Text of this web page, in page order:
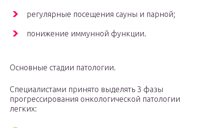
регулярные посещения сауны и парной;
понижение иммунной функции.
Основные стадии патологии.
Специалистами принято выделять 3 фазы
прогрессирования онкологической патологии
легких: